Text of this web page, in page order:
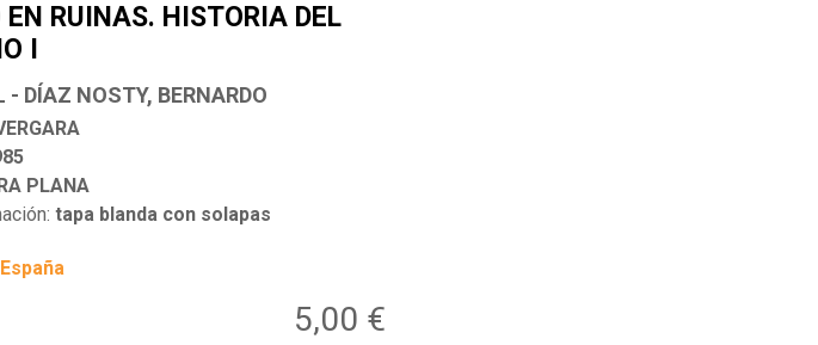
RUINAS. HISTORIA DEL
I
- DÍAZ NOSTY, BERNARDO
PLANA
tapa blanda con solapas
5,00 €